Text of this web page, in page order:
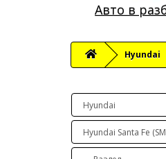
Авто в
Hyundai